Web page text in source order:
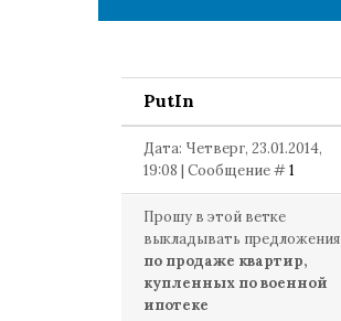
PutIn
Дата: Четверг, 23.01.2014,
19:08 | Сообщение #1
Прошу в этой ветке
выкладывать предложения
по продаже квартир,
купленных по военной
ипотеке